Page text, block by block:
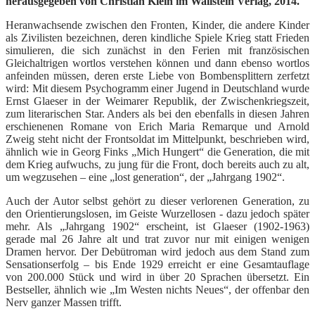
Heranwachsende zwischen den Fronten, Kinder, die andere Kinder
als Zivilisten bezeichnen, deren kindliche Spiele Krieg statt Frieden
simulieren, die sich zunächst in den Ferien mit französischen
Gleichaltrigen wortlos verstehen können und dann ebenso wortlos
anfeinden müssen, deren erste Liebe von Bombensplittern zerfetzt
wird: Mit diesem Psychogramm einer Jugend in Deutschland wurde
Ernst Glaeser in der Weimarer Republik, der Zwischenkriegszeit,
zum literarischen Star. Anders als bei den ebenfalls in diesen Jahren
erschienenen Romane von Erich Maria Remarque und Arnold
Zweig steht nicht der Frontsoldat im Mittelpunkt, beschrieben wird,
ähnlich wie in Georg Finks „Mich Hungert“ die Generation, die mit
dem Krieg aufwuchs, zu jung für die Front, doch bereits auch zu alt,
um wegzusehen – eine „lost generation“, der „Jahrgang 1902“.
Auch der Autor selbst gehört zu dieser verlorenen Generation, zu
den Orientierungslosen, im Geiste Wurzellosen - dazu jedoch später
mehr. Als „Jahrgang 1902“ erscheint, ist Glaeser (1902-1963)
gerade mal 26 Jahre alt und trat zuvor nur mit einigen wenigen
Dramen hervor. Der Debütroman wird jedoch aus dem Stand zum
Sensationserfolg – bis Ende 1929 erreicht er eine Gesamtauflage
von 200.000 Stück und wird in über 20 Sprachen übersetzt. Ein
Bestseller, ähnlich wie „Im Westen nichts Neues“, der offenbar den
Nerv ganzer Massen trifft.